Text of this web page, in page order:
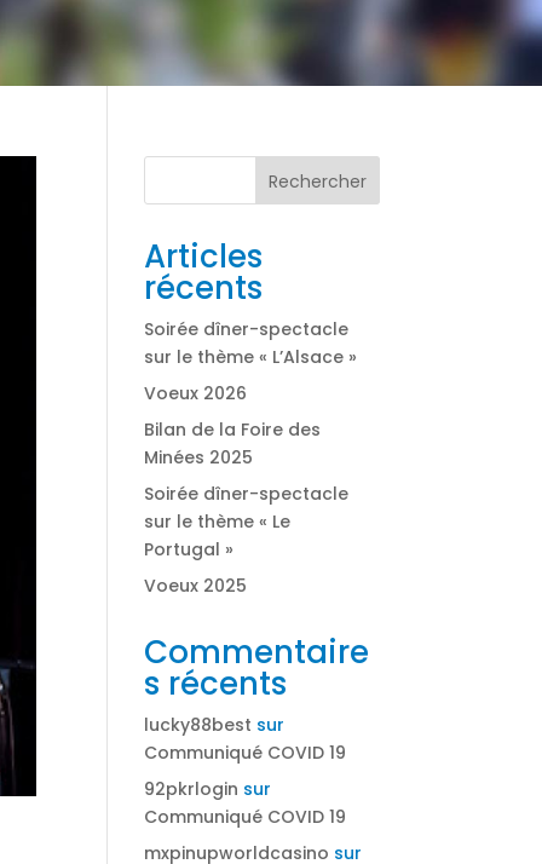
Rechercher
Articles
récents
Soirée dîner-spectacle
sur le thème « L’Alsace »
Voeux 2026
Bilan de la Foire des
Minées 2025
Soirée dîner-spectacle
sur le thème « Le
Portugal »
Voeux 2025
Commentaire
s récents
lucky88best sur
Communiqué COVID 19
92pkrlogin sur
Communiqué COVID 19
mxpinupworldcasino sur